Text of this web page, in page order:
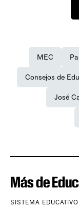
MEC
Consejos de
José
Más de
SISTEMA EDUCATIVO